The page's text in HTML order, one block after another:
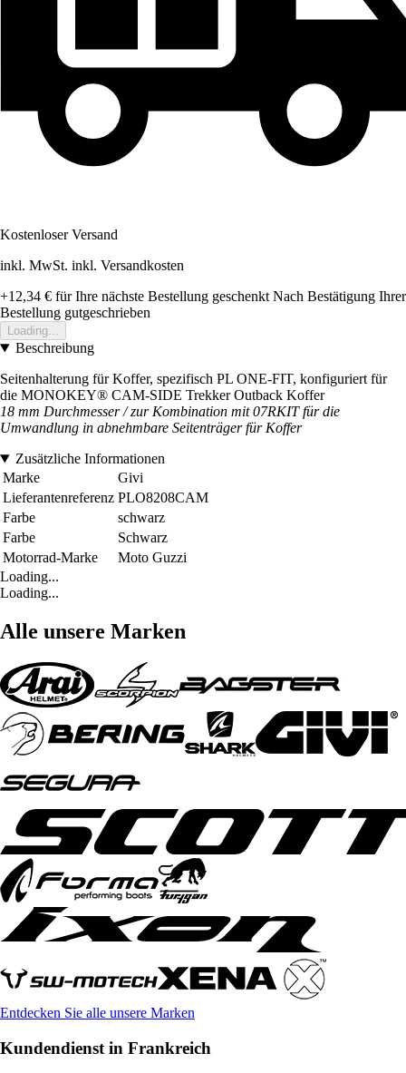
Kostenloser Versand
inkl. MwSt. inkl. Versandkosten
+12,34 € für Ihre nächste Bestellung geschenkt Nach Bestätigung Ihrer
Bestellung gutgeschrieben
Loading...
Beschreibung
Seitenhalterung für Koffer, spezifisch PL ONE-FIT, konfiguriert für
die MONOKEY® CAM-SIDE Trekker Outback Koffer
18 mm Durchmesser / zur Kombination mit 07RKIT für die
Umwandlung in abnehmbare Seitenträger für Koffer
Zusätzliche Informationen
Marke
Givi
Lieferantenreferenz PLO8208CAM
Farbe
schwarz
Farbe
Schwarz
Motorrad-Marke
Moto Guzzi
Loading...
Loading...
Alle unsere Marken
Entdecken Sie alle unsere Marken
Kundendienst in Frankreich